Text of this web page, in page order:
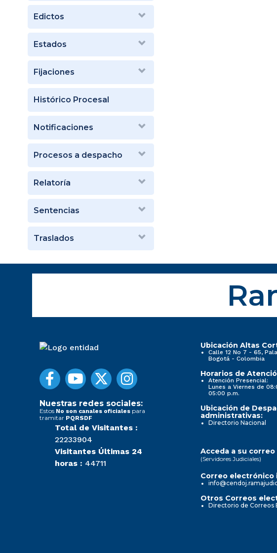
Edictos
Estados
Fijaciones
Histórico Procesal
Notificaciones
Procesos a despacho
Relatoría
Sentencias
Traslados
Nuestras redes sociales:
Estos No son canales oficiales para
tramitar PQRSDF
Total de Visitantes :
22233904
Visitantes Últimas 24
horas : 44711
Ubicación Altas
Calle 12 No 7 - 65,
Bogotá - Colombia
Horarios de
Atención Presencial:
Lunes a Viernes de
05:00 p.m.
Ubicación de
administrativas:
Directorio Nacional
Acceda a su
(Servidores Judiciales)
Correo electrónico
Otros Correos
Directorio de Correos